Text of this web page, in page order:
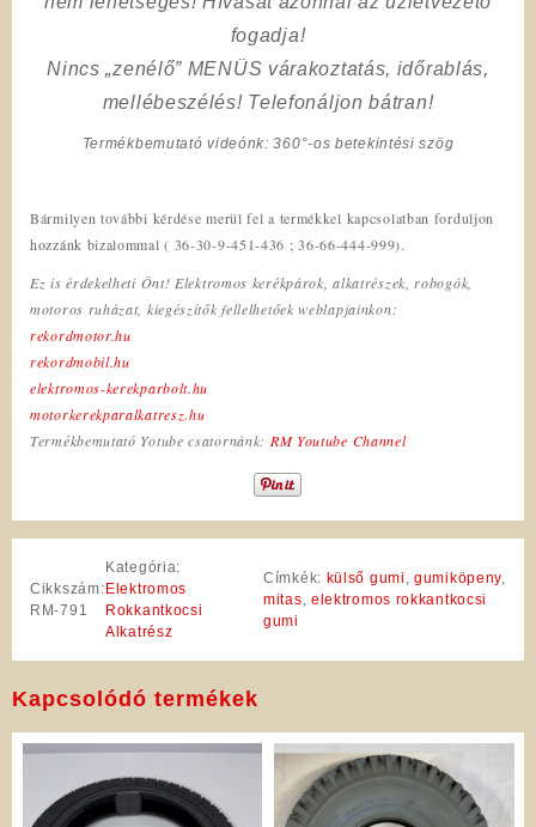
fogadja!
Nincs „zenélő” MENÜS várakoztatás, időrablás,
mellébeszélés! Telefonáljon bátran!
Termékbemutató videónk: 360°-os betekintési szög
Bármilyen további kérdése merül fel a termékkel kapcsolatban forduljon
hozzánk bizalommal ( 36-30-9-451-436 ; 36-66-444-999).
Ez is érdekelheti Önt! Elektromos kerékpárok, alkatrészek, robogók,
motoros ruházat, kiegészítők fellelhetőek weblapjainkon:
rekordmotor.hu
rekordmobil.hu
elektromos-kerekparbolt.hu
motorkerekparalkatresz.hu
Termékbemutató Yotube csatornánk: RM Youtube Channel
Cikkszám:
RM-791
Kategória:
Elektromos
Rokkantkocsi
Alkatrész
Címkék: külső gumi ,gumiköpeny,
mitas, elektromos rokkantkocsi
gumi
Kapcsolódó termékek